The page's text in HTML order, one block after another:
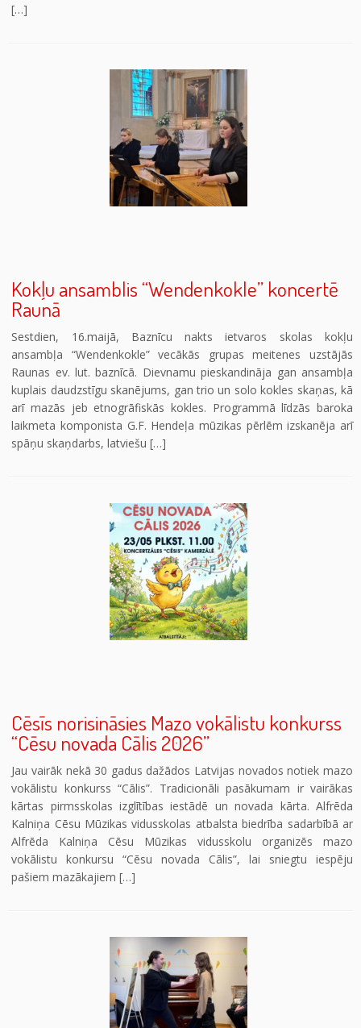
[…]
Kokļu ansamblis “Wendenkokle” koncertē
Raunā
Sestdien, 16.maijā, Baznīcu nakts ietvaros skolas kokļu
ansambļa “Wendenkokle” vecākās grupas meitenes uzstājās
Raunas ev. lut. baznīcā. Dievnamu pieskandināja gan ansambļa
kuplais daudzstīgu skanējums, gan trio un solo kokles skaņas, kā
arī mazās jeb etnogrāfiskās kokles. Programmā līdzās baroka
laikmeta komponista G.F. Hendeļa mūzikas pērlēm izskanēja arī
spāņu skaņdarbs, latviešu […]
Cēsīs norisināsies Mazo vokālistu konkurss
“Cēsu novada Cālis 2026”
Jau vairāk nekā 30 gadus dažādos Latvijas novados notiek mazo
vokālistu konkurss “Cālis”. Tradicionāli pasākumam ir vairākas
kārtas pirmsskolas izglītības iestādē un novada kārta. Alfrēda
Kalniņa Cēsu Mūzikas vidusskolas atbalsta biedrība sadarbībā ar
Alfrēda Kalniņa Cēsu Mūzikas vidusskolu organizēs mazo
vokālistu konkursu “Cēsu novada Cālis”, lai sniegtu iespēju
pašiem mazākajiem […]